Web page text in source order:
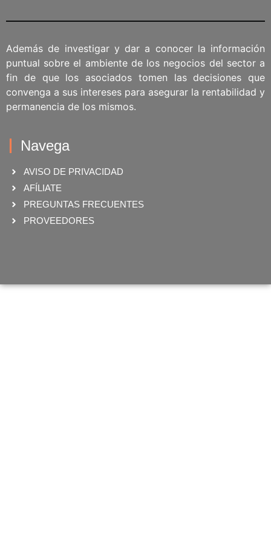
Además de investigar y dar a conocer la información
puntual sobre el ambiente de los negocios del sector a
fin de que los asociados tomen las decisiones que
convenga a sus intereses para asegurar la rentabilidad y
permanencia de los mismos.
Navega
AVISO DE PRIVACIDAD
AFÍLIATE
PREGUNTAS FRECUENTES
PROVEEDORES